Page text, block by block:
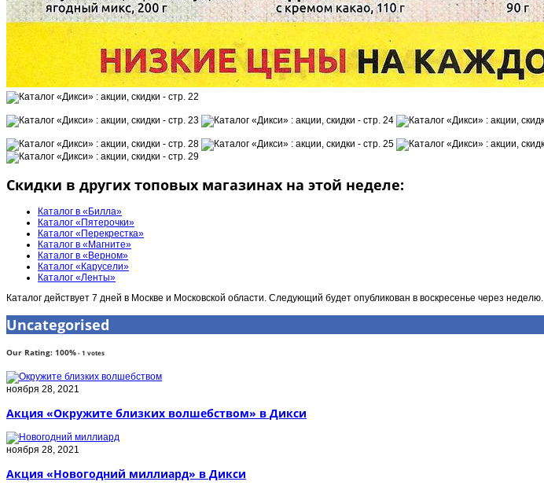
Скидки в других топовых магазинах на этой неделе:
Каталог в «Билла»
Каталог «Пятерочки»
Каталог «Перекрестка»
Каталог в «Магните»
Каталог в «Верном»
Каталог «Карусели»
Каталог «Ленты»
Каталог действует 7 дней в Москве и Московской области. Следующий будет опубликован в воскресенье через неделю.
Uncategorised
Our Rating: 100%-1 votes
ноября 28, 2021
Акция «Окружите близких волшебством» в Дикси
ноября 28, 2021
Акция «Новогодний миллиард» в Дикси